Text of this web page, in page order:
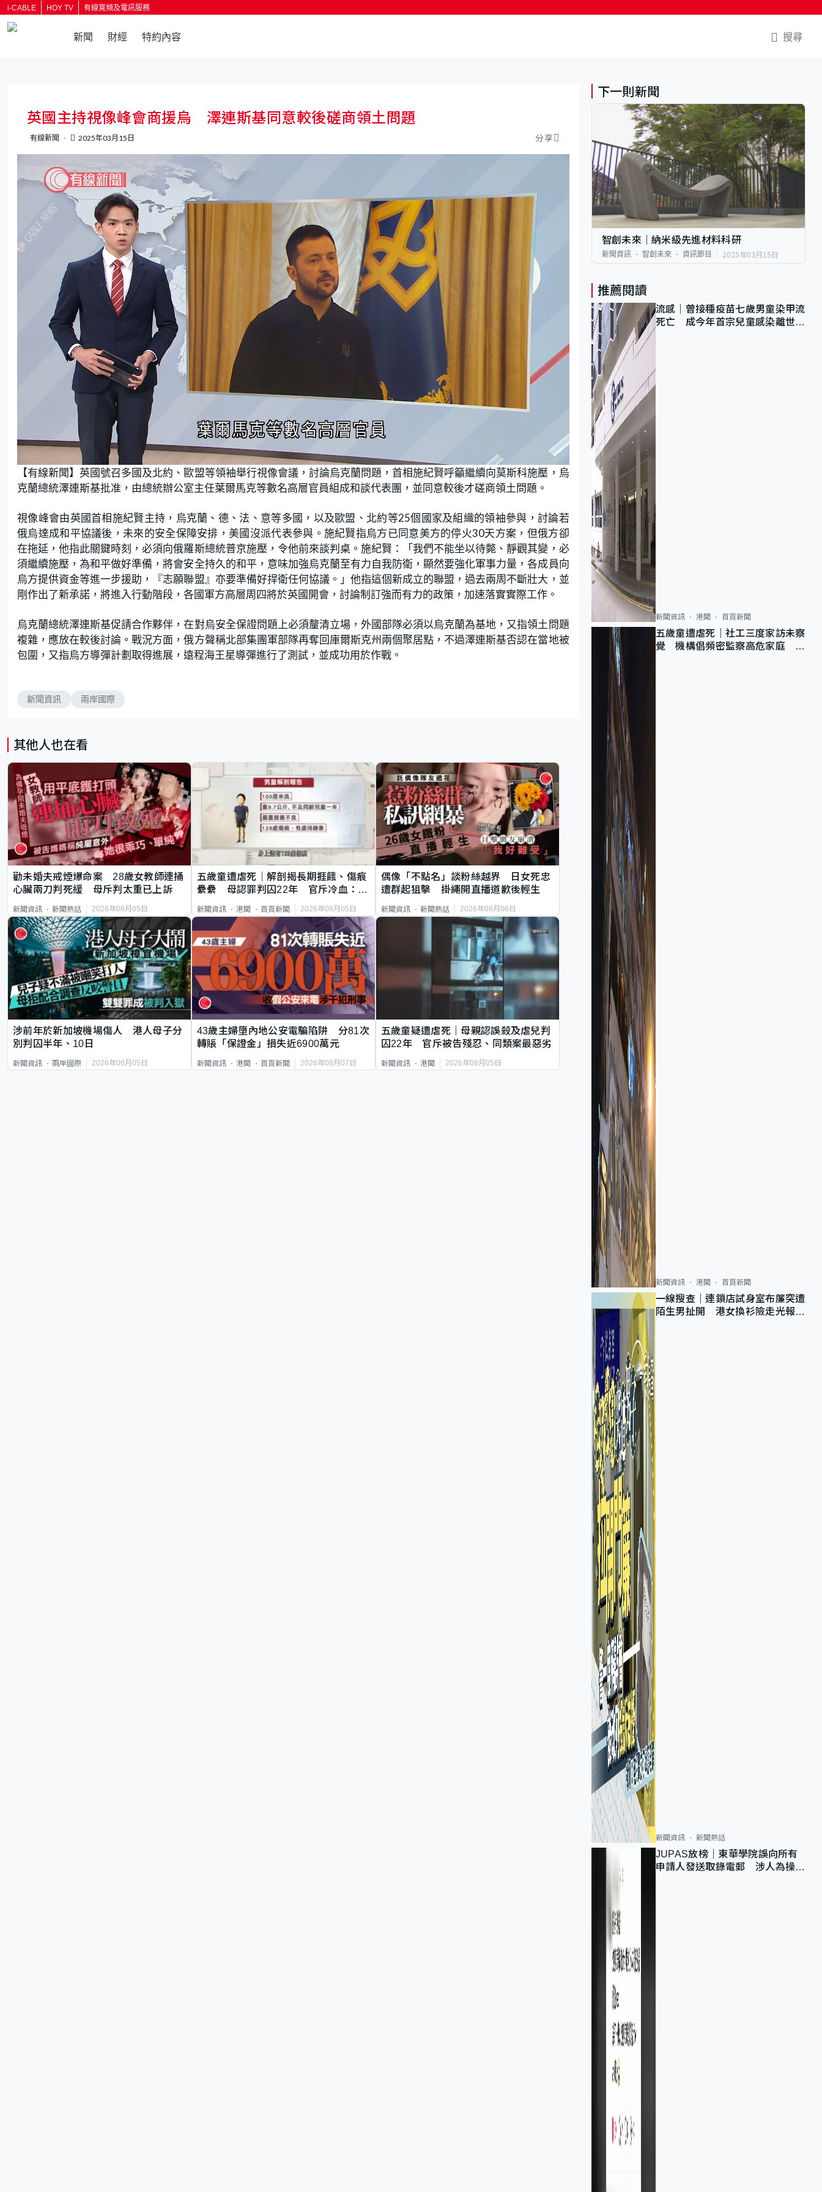
i-CABLE HOY TV 有線寬頻及電訊服務
新聞 財經 特約內容 搜尋
英國主持視像峰會商援烏 澤連斯基同意較後磋商領土問題
有線新聞 2025年03月15日 分享
n
m
u
t
e
L
a
d
d
:
.
6
0
%
【有線新聞】英國號召多國及北約、歐盟等領袖舉行視像會議，討論烏克蘭問題，首相施紀賢呼籲繼續向莫斯科施壓，烏
克蘭總統澤連斯基批准，由總統辦公室主任葉爾馬克等數名高層官員組成和談代表團，並同意較後才磋商領土問題。
視像峰會由英國首相施紀賢主持，烏克蘭、德、法、意等多國，以及歐盟、北約等25個國家及組織的領袖參與，討論若
俄烏達成和平協議後，未來的安全保障安排，美國沒派代表參與。施紀賢指烏方已同意美方的停火30天方案，但俄方卻
在拖延，他指此關鍵時刻，必須向俄羅斯總統普京施壓，令他前來談判桌。施紀賢：「我們不能坐以待斃、靜觀其變，必
須繼續施壓，為和平做好準備，將會安全持久的和平，意味加強烏克蘭至有力自我防衛，顯然要強化軍事力量，各成員向
烏方提供資金等進一步援助，『志願聯盟』亦要準備好捍衛任何協議。」他指這個新成立的聯盟，過去兩周不斷壯大，並
剛作出了新承諾，將進入行動階段，各國軍方高層周四將於英國開會，討論制訂強而有力的政策，加速落實實際工作。
烏克蘭總統澤連斯基促請合作夥伴，在對烏安全保證問題上必須釐清立場，外國部隊必須以烏克蘭為基地，又指領土問題
複雜，應放在較後討論。戰況方面，俄方聲稱北部集團軍部隊再奪回庫爾斯克州兩個聚居點，不過澤連斯基否認在當地被
包圍，又指烏方導彈計劃取得進展，遠程海王星導彈進行了測試，並成功用於作戰。
新聞資訊 兩岸國際
其他人也在看
勸未婚夫戒煙爆命案 28歲女教師連捅
心臟兩刀判死緩 母斥判太重已上訴
新聞資訊 新聞熱話 2026年08月05日
五歲童遭虐死｜解剖揭長期捱餓、傷痕
纍纍 母認罪判囚22年 官斥冷血：同
新聞資訊 港聞 首頁新聞 2026年08月05日
偶像「不點名」談粉絲越界 日女死忠
遭群起狙擊 掛繩開直播道歉後輕生
新聞資訊 新聞熱話 2026年08月06日
涉前年於新加坡機場傷人 港人母子分
別判囚半年、10日
新聞資訊 兩岸國際 2026年08月05日
43歲主婦墮內地公安電騙陷阱 分81次
轉賬「保證金」損失近6900萬元
新聞資訊 港聞 首頁新聞 2026年08月07日
五歲童疑遭虐死｜母親認誤殺及虐兒判
囚22年 官斥被告殘忍、同類案最惡劣
新聞資訊 港聞 2026年08月05日
下一則新聞
智創未來｜納米級先進材料科研
新聞資訊 智創未來 資訊節目 2025年03月15日
推薦閱讀
流感｜曾接種疫苗七歲男童染甲流
死亡 成今年首宗兒童感染離世個
新聞資訊 港聞 首頁新聞
五歲童遭虐死｜社工三度家訪未察
覺 機構倡頻密監察高危家庭 管
新聞資訊 港聞 首頁新聞
一線搜查｜連鎖店試身室布簾突遭
陌生男扯開 港女換衫險走光報
新聞資訊 新聞熱話
JUPAS放榜｜東華學院誤向所有
申請人發送取錄電郵 涉人為操作